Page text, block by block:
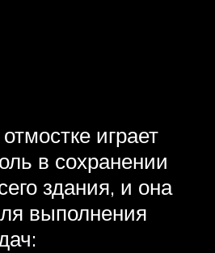
играет
в сохранении
здания, и она
выполнения